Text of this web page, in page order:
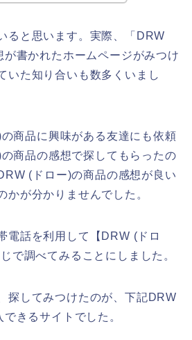
ると思います。実際、「DRW
が書かれたホームページがみつけ
いた知り合いも数多くいまし
商品に興味がある友達にも依頼
商品の感想で探してもらったの
(ドロー)の商品の感想が良い
かが分かりませんでした。
電話を利用して【DRW (ドロ
で調べてみることにしました。
探してみつけたのが、下記DRW
きるサイトでした。